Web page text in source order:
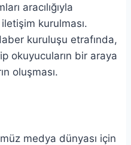
aracılığıyla
kurulması.
kuruluşu etrafında,
okuyucuların bir araya
oluşması.
medya dünyası için